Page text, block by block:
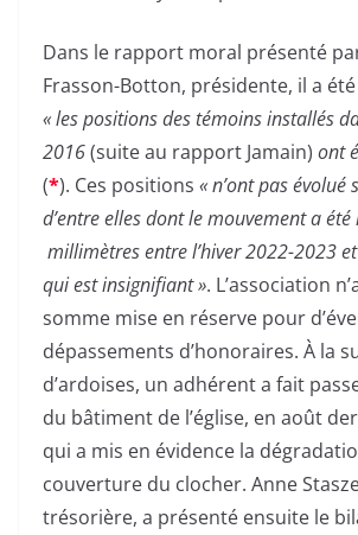
Dans le rapport moral présenté
Frasson-Botton, présidente, il a
« les positions des témoins installés
2016(suite au rapport Jamain) ont
(*). Ces positions « n’ont pas évolué
d’entre elles dont le mouvement a
millimètres entre l’hiver 2022-2023 et
qui est insignifiant ». L’association
somme mise en réserve pour
dépassements d’honoraires. À la
d’ardoises, un adhérent a fait
du bâtiment de l’église, en août
qui a mis en évidence la
couverture du clocher. Anne
trésorière, a présenté ensuite le